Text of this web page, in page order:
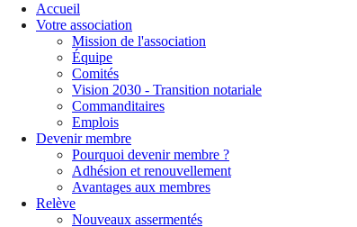
Accueil
Votre association
Mission de l'association
Équipe
Comités
Vision 2030 - Transition notariale
Commanditaires
Emplois
Devenir membre
Pourquoi devenir membre ?
Adhésion et renouvellement
Avantages aux membres
Relève
Nouveaux assermentés